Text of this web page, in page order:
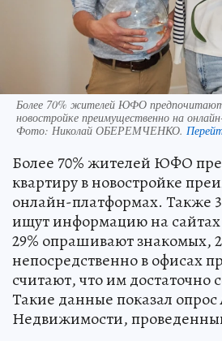
Более 70% жителей ЮФО
новостройке преимущественно на
Фото: Николай ОБЕРЕМЧЕНКО.
Более 70% жителей ЮФО
квартиру в новостройке
онлайн-платформах. Также
ищут информацию на
29% опрашивают знакомых,
непосредственно в офисах
считают, что им достаточно
Такие данные показал опрос
Недвижимости,